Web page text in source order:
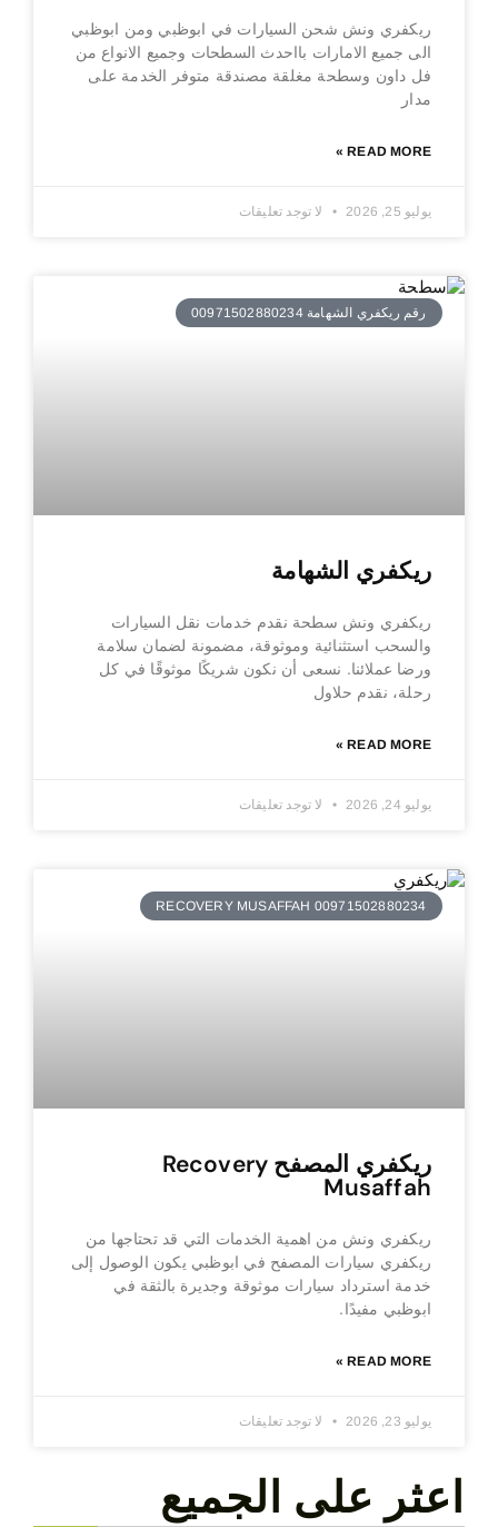
ريكفري ونش شحن السيارات في ابوظبي ومن ابوظبي
الى جميع الامارات بااحدث السطحات وجميع الانواع من
فل داون وسطحة مغلقة مصندقة متوفر الخدمة على
مدار
READ MORE »
يوليو 25, 2026 لا توجد تعليقات
رقم ريكفري الشهامة 00971502880234
ريكفري الشهامة
ريكفري ونش سطحة نقدم خدمات نقل السيارات
والسحب استثنائية وموثوقة، مضمونة لضمان سلامة
ورضا عملائنا. نسعى أن نكون شريكًا موثوقًا في كل
رحلة، نقدم حلاول
READ MORE »
يوليو 24, 2026 لا توجد تعليقات
RECOVERY MUSAFFAH 00971502880234
ريكفري المصفح Recovery
Musaffah
ريكفري ونش من اهمية الخدمات التي قد تحتاجها من
ريكفري سيارات المصفح في ابوظبي يكون الوصول إلى
خدمة استرداد سيارات موثوقة وجديرة بالثقة في
ابوظبي مفيدًا.
READ MORE »
يوليو 23, 2026 لا توجد تعليقات
اعثر على الجميع